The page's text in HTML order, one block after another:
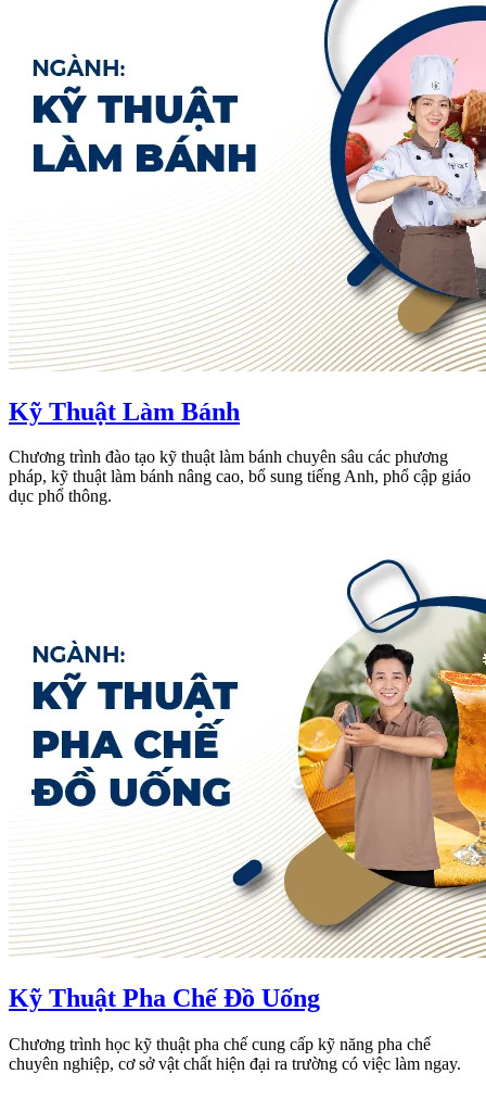
Kỹ Thuật Làm Bánh
Chương trình đào tạo kỹ thuật làm bánh chuyên sâu các phương
pháp, kỹ thuật làm bánh nâng cao, bổ sung tiếng Anh, phổ cập giáo
dục phổ thông.
Kỹ Thuật Pha Chế Đồ Uống
Chương trình học kỹ thuật pha chế cung cấp kỹ năng pha chế
chuyên nghiệp, cơ sở vật chất hiện đại ra trường có việc làm ngay.